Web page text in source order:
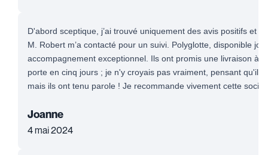
D'abord sceptique, j’ai trouvé uniquement des avis positifs et
M. Robert m’a contacté pour un suivi. Polyglotte, disponible
accompagnement exceptionnel. Ils ont promis une livraison à
porte en cinq jours ; je n'y croyais pas vraiment, pensant qu'il
mais ils ont tenu parole ! Je recommande vivement cette
Joanne
4 mai 2024